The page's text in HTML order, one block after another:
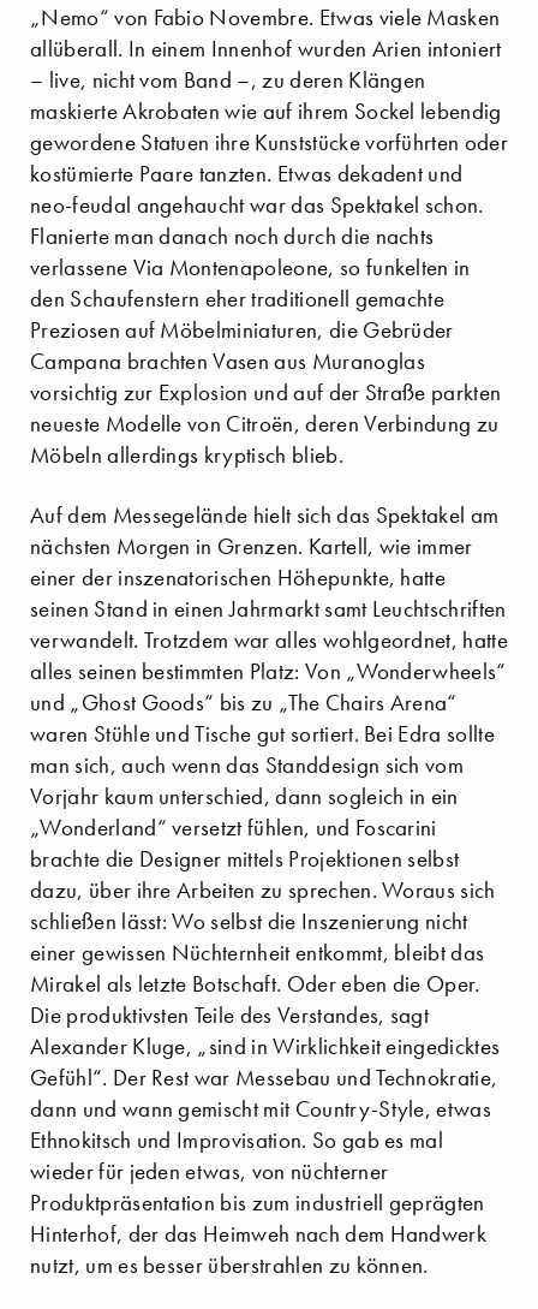
„Nemo“ von Fabio Novembre. Etwas viele Masken
allüberall. In einem Innenhof wurden Arien intoniert
– live, nicht vom Band –, zu deren Klängen
maskierte Akrobaten wie auf ihrem Sockel lebendig
gewordene Statuen ihre Kunststücke vorführten oder
kostümierte Paare tanzten. Etwas dekadent und
neo-feudal angehaucht war das Spektakel schon.
Flanierte man danach noch durch die nachts
verlassene Via Montenapoleone, so funkelten in
den Schaufenstern eher traditionell gemachte
Preziosen auf Möbelminiaturen, die Gebrüder
Campana brachten Vasen aus Muranoglas
vorsichtig zur Explosion und auf der Straße parkten
neueste Modelle von Citroën, deren Verbindung zu
Möbeln allerdings kryptisch blieb.
Auf dem Messegelände hielt sich das Spektakel am
nächsten Morgen in Grenzen. Kartell, wie immer
einer der inszenatorischen Höhepunkte, hatte
seinen Stand in einen Jahrmarkt samt Leuchtschriften
verwandelt. Trotzdem war alles wohlgeordnet, hatte
alles seinen bestimmten Platz: Von „Wonderwheels“
und „Ghost Goods“ bis zu „The Chairs Arena“
waren Stühle und Tische gut sortiert. Bei Edra sollte
man sich, auch wenn das Standdesign sich vom
Vorjahr kaum unterschied, dann sogleich in ein
„Wonderland“ versetzt fühlen, und Foscarini
brachte die Designer mittels Projektionen selbst
dazu, über ihre Arbeiten zu sprechen. Woraus sich
schließen lässt: Wo selbst die Inszenierung nicht
einer gewissen Nüchternheit entkommt, bleibt das
Mirakel als letzte Botschaft. Oder eben die Oper.
Die produktivsten Teile des Verstandes, sagt
Alexander Kluge, „sind in Wirklichkeit eingedicktes
Gefühl“. Der Rest war Messebau und Technokratie,
dann und wann gemischt mit Country-Style, etwas
Ethnokitsch und Improvisation. So gab es mal
wieder für jeden etwas, von nüchterner
Produktpräsentation bis zum industriell geprägten
Hinterhof, der das Heimweh nach dem Handwerk
nutzt, um es besser überstrahlen zu können.